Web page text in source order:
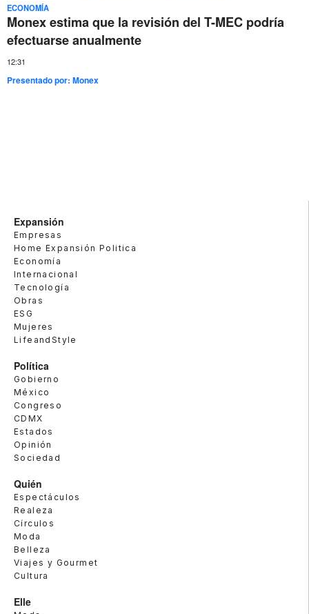
ECONOMÍA
Monex estima que la revisión del T-MEC podría
efectuarse anualmente
12:31
Presentado por:Monex
Expansión
Empresas
Home Expansión Politica
Economía
Internacional
Tecnología
Obras
ESG
Mujeres
LifeandStyle
Política
Gobierno
México
Congreso
CDMX
Estados
Opinión
Sociedad
Quién
Espectáculos
Realeza
Círculos
Moda
Belleza
Viajes y Gourmet
Cultura
Elle